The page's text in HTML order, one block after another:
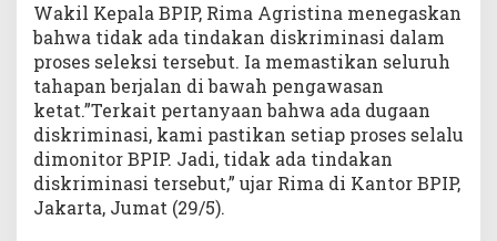
Wakil Kepala BPIP, Rima Agristina menegaskan
bahwa tidak ada tindakan diskriminasi dalam
proses seleksi tersebut. Ia memastikan seluruh
tahapan berjalan di bawah pengawasan
ketat.”Terkait pertanyaan bahwa ada dugaan
diskriminasi, kami pastikan setiap proses selalu
dimonitor BPIP. Jadi, tidak ada tindakan
diskriminasi tersebut,” ujar Rima di Kantor BPIP,
Jakarta, Jumat (29/5).